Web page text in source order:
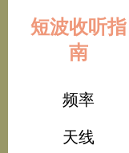
短波收听指
南
频率
天线